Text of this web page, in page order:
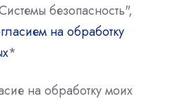
безопасность",
на обработку
*
на обработку моих